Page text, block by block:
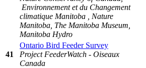
Environnement et du Changement
climatique Manitoba , Nature
Manitoba, The Manitoba Museum,
Manitoba Hydro
41
Ontario Bird Feeder Survey
Project FeederWatch - Oiseaux
Canada